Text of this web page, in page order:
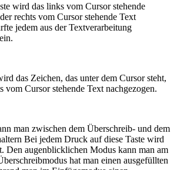
wird das links vom Cursor stehende
rechts vom Cursor stehende Text
jedem aus der Textverarbeitung
das Zeichen, das unter dem Cursor steht,
vom Cursor stehende Text nachgezogen.
man zwischen dem Überschreib- und dem
Bei jedem Druck auf diese Taste wird
Den augenblicklichen Modus kann man am
hat man einen ausgefüllten